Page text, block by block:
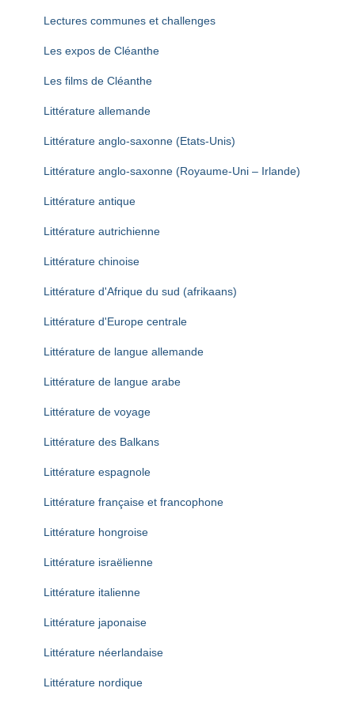
Lectures communes et challenges
Les expos de Cléanthe
Les films de Cléanthe
Littérature allemande
Littérature anglo-saxonne (Etats-Unis)
Littérature anglo-saxonne (Royaume-Uni – Irlande)
Littérature antique
Littérature autrichienne
Littérature chinoise
Littérature d'Afrique du sud (afrikaans)
Littérature d'Europe centrale
Littérature de langue allemande
Littérature de langue arabe
Littérature de voyage
Littérature des Balkans
Littérature espagnole
Littérature française et francophone
Littérature hongroise
Littérature israëlienne
Littérature italienne
Littérature japonaise
Littérature néerlandaise
Littérature nordique